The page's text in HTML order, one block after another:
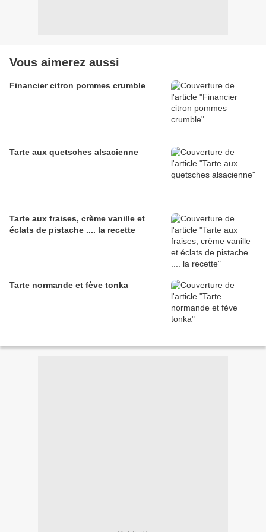
Vous aimerez aussi
Financier citron pommes crumble
Tarte aux quetsches alsacienne
Tarte aux fraises, crème vanille et
éclats de pistache .... la recette
Tarte normande et fève tonka